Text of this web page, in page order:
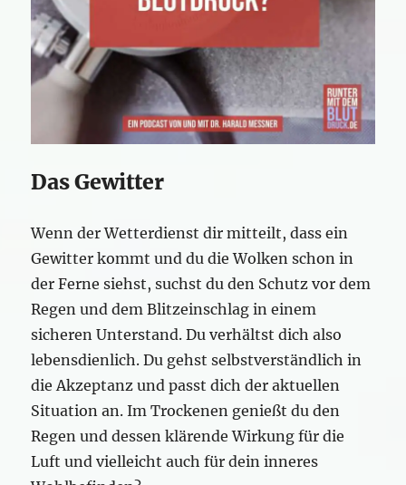
Das Gewitter
Wenn der Wetterdienst dir mitteilt, dass ein
Gewitter kommt und du die Wolken schon in
der Ferne siehst, suchst du den Schutz vor dem
Regen und dem Blitzeinschlag in einem
sicheren Unterstand. Du verhältst dich also
lebensdienlich. Du gehst selbstverständlich in
die Akzeptanz und passt dich der aktuellen
Situation an. Im Trockenen genießt du den
Regen und dessen klärende Wirkung für die
Luft und vielleicht auch für dein inneres